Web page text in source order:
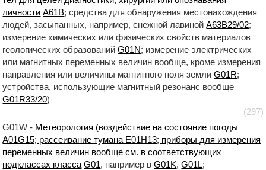
личности A61B; средства для обнаружения местонахождения
людей, засыпанных, например, снежной лавинойA63B29/02;
измерение химических или физических свойств материалов
геологических образованийG01N; измерение электрических
или магнитных переменных величин вообще, кроме измерения
направления или величины магнитного поля землиG01R;
устройства, использующие магнитный резонанс вообще
G01R33/20)
(297)
G01W - Метеорология (воздействие на состояние погоды
A01G15; рассеивание тумана E01H13; приборы для измерения
переменных величин вообще см. в соответствующих
подклассах класса G01, например вG01K,G01L;